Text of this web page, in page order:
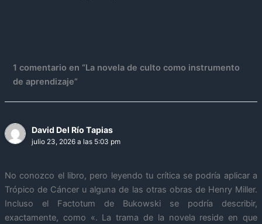
1 comentario en “La novela de culto como instrumento
de aprendizaje”
David Del Río Tapias
julio 23, 2026 a las 5:03 pm
No conozco el libro, pero leyendo tu crítica se podría aplicar a
Trópico de Cáncer u alguna de las otras obras de Henry Miller.
Incluso el Factotum de Bukowski se podría describir,
exactamente, como «. La trama de la novela reside en que